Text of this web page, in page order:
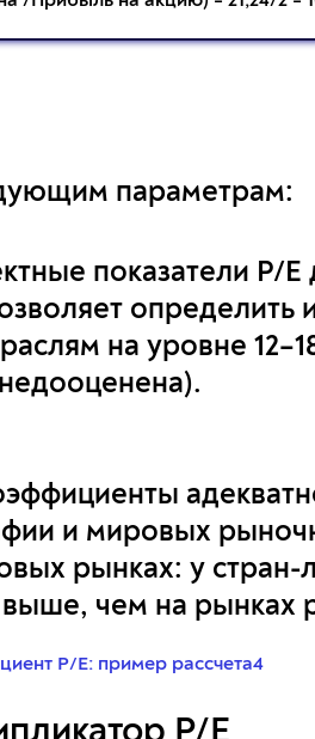
параметрам:
показатели P/E
определить
на уровне
и мировых
рынках: у
чем на рынках